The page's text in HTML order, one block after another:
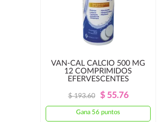
VAN-CAL CALCIO 500 MG
12 COMPRIMIDOS
EFERVESCENTES
Precio
$ 193.60 Precio
$ 55.76
Gana 56 puntos